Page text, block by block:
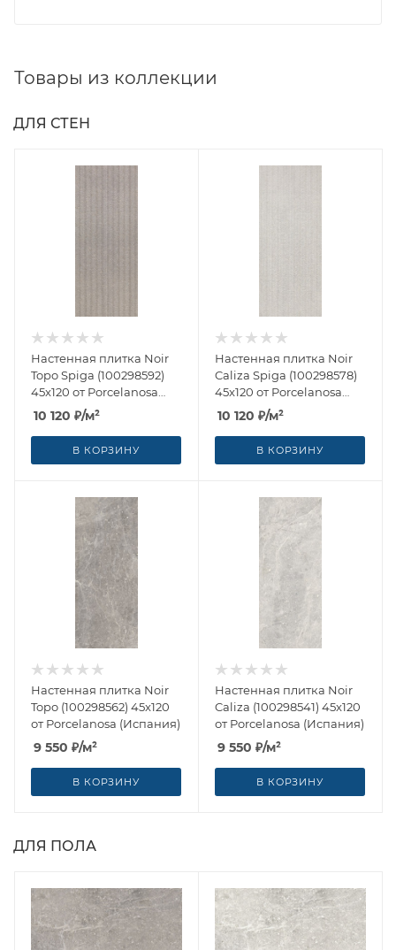
Товары из коллекции
ДЛЯ СТЕН
Настенная плитка Noir
Topo Spiga (100298592)
45x120 от Porcelanosa
(Испания)
10 120 ₽/м²
В КОРЗИНУ
Настенная плитка Noir
Caliza Spiga (100298578)
45x120 от Porcelanosa
(Испания)
10 120 ₽/м²
В КОРЗИНУ
Настенная плитка Noir
Topo (100298562) 45x120
от Porcelanosa (Испания)
9 550 ₽/м²
В КОРЗИНУ
Настенная плитка Noir
Caliza (100298541) 45x120
от Porcelanosa (Испания)
9 550 ₽/м²
В КОРЗИНУ
ДЛЯ ПОЛА